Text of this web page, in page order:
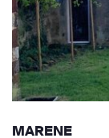
MARENE